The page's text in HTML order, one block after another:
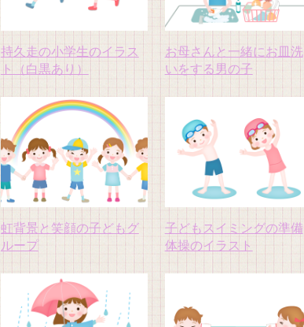
持久走の小学生のイラス
ト（白黒あり）
お母さんと一緒にお皿洗
いをする男の子
虹背景と笑顔の子どもグ
ループ
子どもスイミングの準備
体操のイラスト